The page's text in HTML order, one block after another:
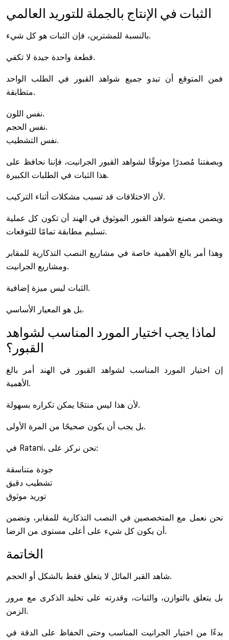
الثبات في الإنتاج بالجملة للتوريد العالمي
بالنسبة للمشترين، فإن الثبات هو كل شيء.
قطعة واحدة جيدة لا تكفي.
فمن المتوقع أن تبدو جميع شواهد القبور في الطلب الواحد
متطابقة.
نفس اللون.
نفس الحجم.
نفس التشطيب.
وبصفتنا مُصدرًا موثوقًا لشواهد القبور الجرانيت، فإننا نحافظ على
هذا الثبات في الطلبات الكبيرة.
لأن الاختلافات قد تسبب مشكلات أثناء التركيب.
ويضمن مصنع شواهد القبور الموثوق في الهند أن تكون كل عملية
تسليم مطابقة تمامًا للتوقعات.
وهذا أمر بالغ الأهمية خاصة في مشاريع النصب التذكارية للمقابر
ومشاريع الجرانيت.
الثبات ليس ميزة إضافية.
بل هو المعيار الأساسي.
لماذا يجب اختيار المورد المناسب لشواهد
القبور؟
إن اختيار المورد المناسب لشواهد القبور في الهند أمر بالغ
الأهمية.
لأن هذا ليس منتجًا يمكن تكراره بسهولة.
بل يجب أن يكون صحيحًا من المرة الأولى.
في Ratani، نحن نركز على:
جودة متناسقة
تشطيب دقيق
توريد موثوق
نحن نعمل مع المتخصصين في النصب التذكارية للمقابر، ونضمن
أن يكون كل شيء على أعلى مستوى من الرضا.
الخاتمة
شاهد القبر المائل لا يتعلق فقط بالشكل أو الحجم.
بل يتعلق بالتوازن، والثبات، وقدرته على تخليد الذكرى مع مرور
الزمن.
بدءًا من اختيار الجرانيت المناسب وحتى الحفاظ على الدقة في